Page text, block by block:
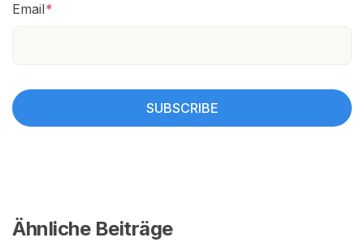
Email*
Ähnliche Beiträge